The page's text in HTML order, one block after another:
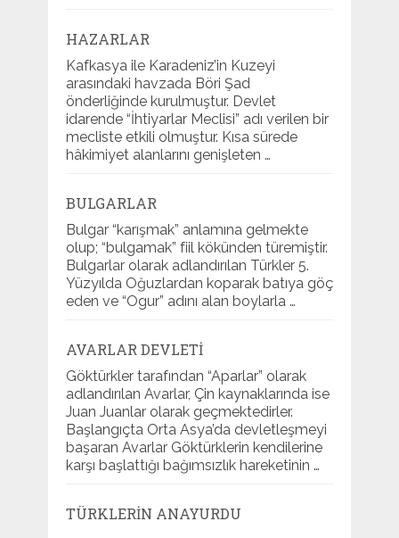
HAZARLAR
Kafkasya ile Karadeniz’in Kuzeyi
arasındaki havzada Böri Şad
önderliğinde kurulmuştur. Devlet
idarende “İhtiyarlar Meclisi” adı verilen bir
mecliste etkili olmuştur. Kısa sürede
hâkimiyet alanlarını genişleten …
BULGARLAR
Bulgar “karışmak” anlamına gelmekte
olup; “bulgamak” fiil kökünden türemiştir.
Bulgarlar olarak adlandırılan Türkler 5.
Yüzyılda Oğuzlardan koparak batıya göç
eden ve “Ogur” adını alan boylarla …
AVARLAR DEVLETI
Göktürkler tarafından “Aparlar” olarak
adlandırılan Avarlar, Çin kaynaklarında ise
Juan Juanlar olarak geçmektedirler.
Başlangıçta Orta Asya’da devletleşmeyi
başaran Avarlar Göktürklerin kendilerine
karşı başlattığı bağımsızlık hareketinin …
TÜRKLERIN ANAYURDU